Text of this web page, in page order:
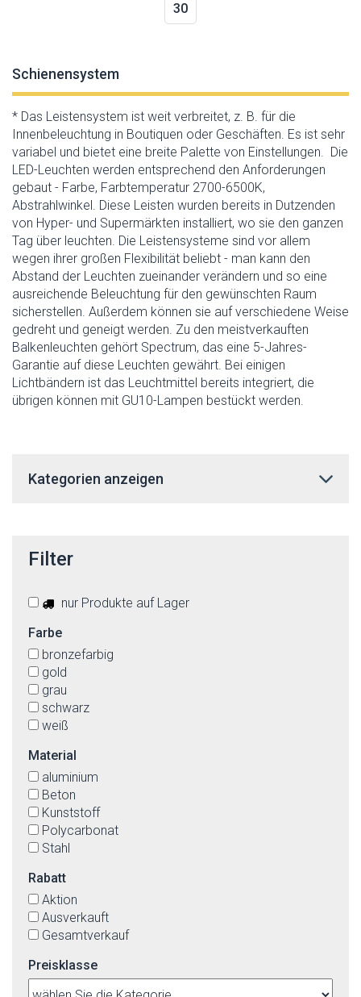
30
Schienensystem
* Das Leistensystem ist weit verbreitet, z. B. für die
Innenbeleuchtung in Boutiquen oder Geschäften. Es ist sehr
variabel und bietet eine breite Palette von Einstellungen. Die
LED-Leuchten werden entsprechend den Anforderungen
gebaut - Farbe, Farbtemperatur 2700-6500K,
Abstrahlwinkel. Diese Leisten wurden bereits in Dutzenden
von Hyper- und Supermärkten installiert, wo sie den ganzen
Tag über leuchten. Die Leistensysteme sind vor allem
wegen ihrer großen Flexibilität beliebt - man kann den
Abstand der Leuchten zueinander verändern und so eine
ausreichende Beleuchtung für den gewünschten Raum
sicherstellen. Außerdem können sie auf verschiedene Weise
gedreht und geneigt werden. Zu den meistverkauften
Balkenleuchten gehört Spectrum, das eine 5-Jahres-
Garantie auf diese Leuchten gewährt. Bei einigen
Lichtbändern ist das Leuchtmittel bereits integriert, die
übrigen können mit GU10-Lampen bestückt werden.
Kategorien anzeigen
Filter
nur Produkte auf Lager
Farbe
bronzefarbig
gold
grau
schwarz
weiß
Material
aluminium
Beton
Kunststoff
Polycarbonat
Stahl
Rabatt
Aktion
Ausverkauft
Gesamtverkauf
Preisklasse